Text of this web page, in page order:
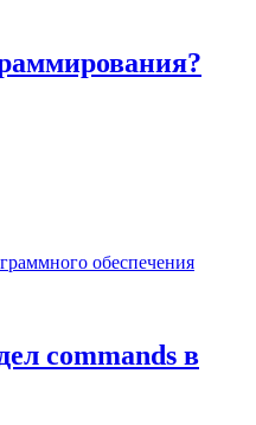
обеспечения
commands в